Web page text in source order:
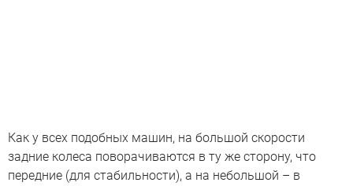
Как у всех подобных машин, на большой скорости
задние колеса поворачиваются в ту же сторону, что
передние (для стабильности), а на небольшой – в